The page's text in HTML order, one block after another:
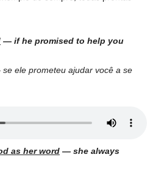
— if he promised to help you
se ele prometeu ajudar você a se
as her word — she always